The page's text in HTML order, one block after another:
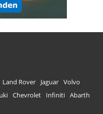
Land Rover Jaguar Volvo
Chevrolet Infiniti Abarth